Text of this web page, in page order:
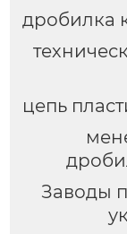
дробилка
цепь
Заводы